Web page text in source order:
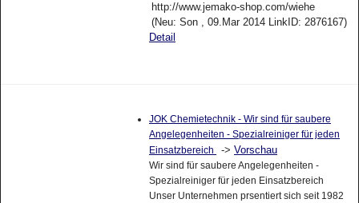
http://www.jemako-shop.com/wiehe
(Neu: Son , 09.Mar 2014 LinkID: 2876167)
Detail
JOK Chemietechnik - Wir sind für saubere
Angelegenheiten - Spezialreiniger für jeden
Einsatzbereich
-> Vorschau
Wir sind für saubere Angelegenheiten -
Spezialreiniger für jeden Einsatzbereich
Unser Unternehmen prsentiert sich seit 1982